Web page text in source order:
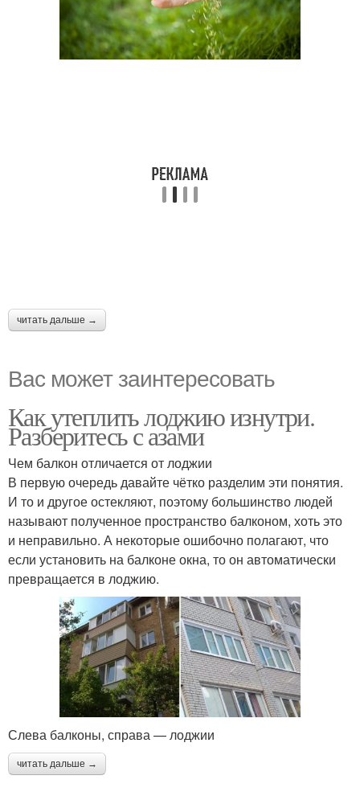
читать дальше →
Вас может заинтересовать
Как утеплить лоджию изнутри.
Разберитесь с азами
Чем балкон отличается от лоджии
В первую очередь давайте чётко разделим эти понятия.
И то и другое остекляют, поэтому большинство людей
называют полученное пространство балконом, хоть это
и неправильно. А некоторые ошибочно полагают, что
если установить на балконе окна, то он автоматически
превращается в лоджию.
Слева балконы, справа — лоджии
читать дальше →